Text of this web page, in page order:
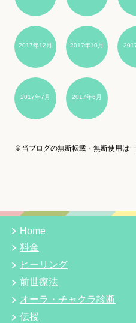
2017年12月 2017年10月
2017年7月 2017年6月
※当ブログの無断転載・無断使用は一
Home
料金
ヒーリング
前世療法
オーラ・チャクラ診断
伝授